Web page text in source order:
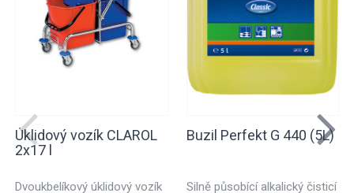
Úklidový vozík CLAROL
2x17 l
Dvoukbelíkový úklidový vozík
Buzil Perfekt G 440 (5L)
Silně působící alkalický čisticí